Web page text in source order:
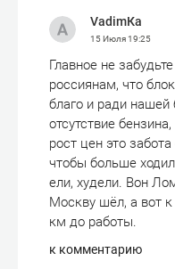
VadimКа
15 Июля19:25
Главное не
россиянам, что
благо и ради нашей
отсутствие
рост цен это
чтобы больше
ели, худели. Вон
Москву шёл, а вот
км до работы.
к комментарию